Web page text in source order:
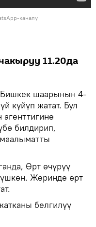
каналу
11.20да
Бишкек шаарынын 4-
күйүп жатат. Бул
билдирип,
Өрт өчүрүү
Жеринде өрт
белгилүү